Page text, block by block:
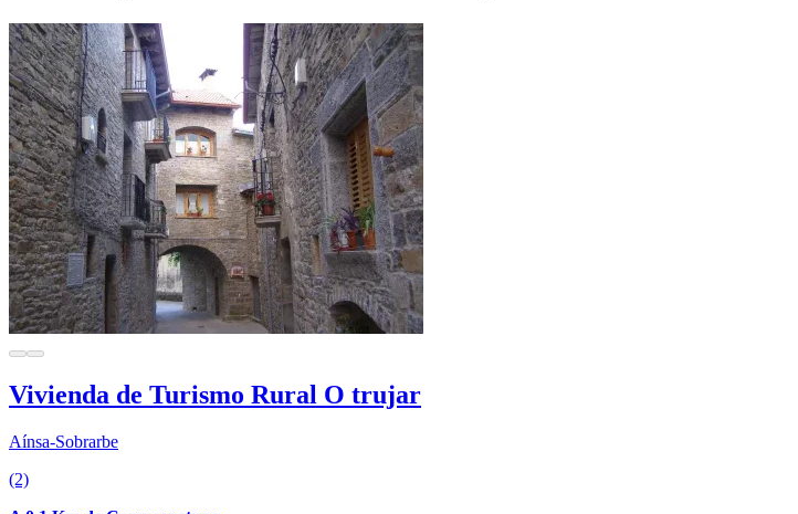
Vivienda de Turismo Rural O trujar
Aínsa-Sobrarbe
(2)